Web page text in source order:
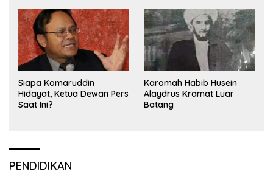
Siapa Komaruddin
Hidayat, Ketua Dewan Pers
Saat Ini?
Karomah Habib Husein
Alaydrus Kramat Luar
Batang
PENDIDIKAN